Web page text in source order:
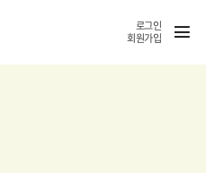
로그인
회원가입